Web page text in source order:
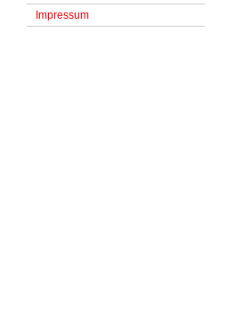
Impressum